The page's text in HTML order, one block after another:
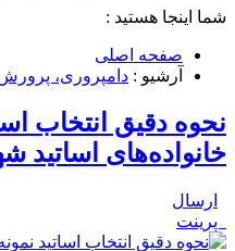
شما اینجا هستید :
صفحه اصلی
آرشیو : دامپروری،
نحوه دقیق انتخاب
خانواده‌های اساتید
ارسال
پرینت